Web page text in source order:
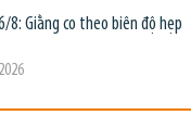
Giằng co theo biên độ hẹp